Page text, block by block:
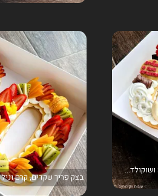
בצק פריך שקדים, קרם